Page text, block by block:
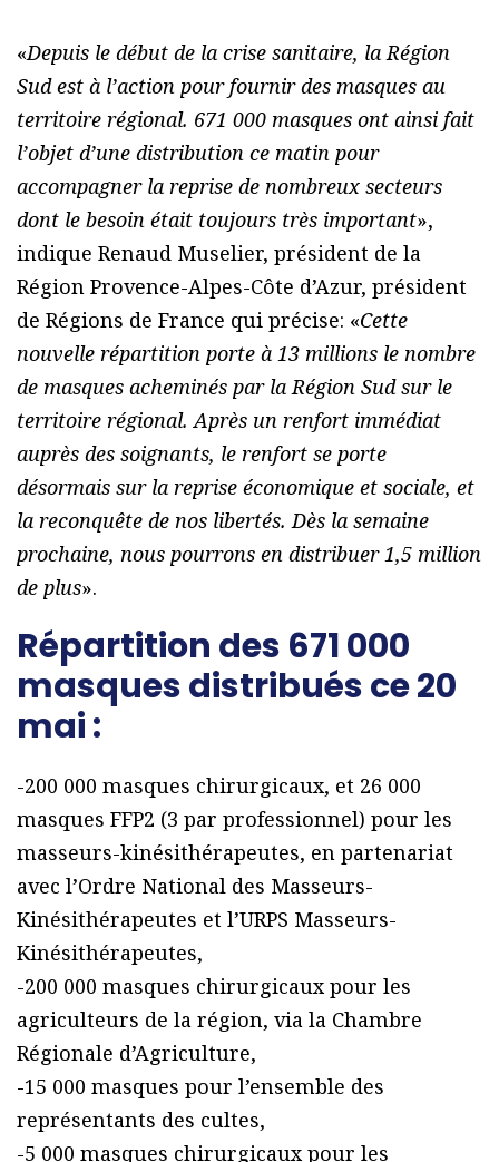
«Depuis le début de la crise sanitaire, la Région
Sud est à l’action pour fournir des masques au
territoire régional. 671 000 masques ont ainsi fait
l’objet d’une distribution ce matin pour
accompagner la reprise de nombreux secteurs
dont le besoin était toujours très important»,
indique Renaud Muselier, président de la
Région Provence-Alpes-Côte d’Azur, président
de Régions de France qui précise: «Cette
nouvelle répartition porte à 13 millions le nombre
de masques acheminés par la Région Sud sur le
territoire régional. Après un renfort immédiat
auprès des soignants, le renfort se porte
désormais sur la reprise économique et sociale, et
la reconquête de nos libertés. Dès la semaine
prochaine, nous pourrons en distribuer 1,5 million
de plus».
Répartition des 671 000
masques distribués ce 20
mai :
-200 000 masques chirurgicaux, et 26 000
masques FFP2 (3 par professionnel) pour les
masseurs-kinésithérapeutes, en partenariat
avec l’Ordre National des Masseurs-
Kinésithérapeutes et l’URPS Masseurs-
Kinésithérapeutes,
-200 000 masques chirurgicaux pour les
agriculteurs de la région, via la Chambre
Régionale d’Agriculture,
-15 000 masques pour l’ensemble des
représentants des cultes,
-5 000 masques chirurgicaux pour les